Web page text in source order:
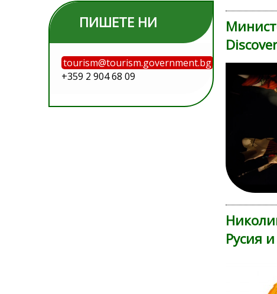
ПИШЕТЕ НИ
tourism@tourism.government.bg
+359 2 904 68 09
Русия